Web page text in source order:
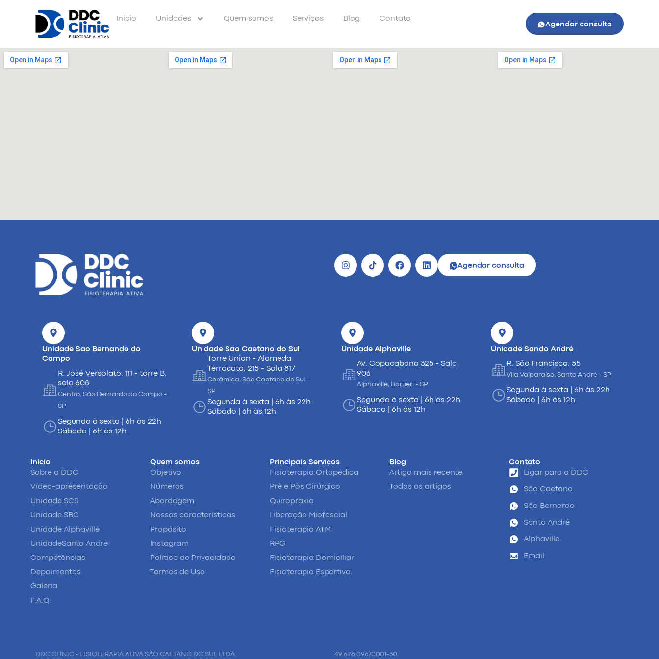
Início Unidades Quem somos Serviços Blog
Contato
Agendar consulta
Agendar consulta
Unidade São Bernando do
Campo
R. José Versolato, 111 - torre B,
sala 608
Centro, São Bernardo do Campo -
SP
Segunda à sexta | 6h às 22h
Sábado | 6h às 12h
Unidade São Caetano do Sul
Torre Union - Alameda
Terracota, 215 - Sala 817
Cerâmica, São Caetano do Sul -
SP
Segunda à sexta | 6h às 22h
Sábado | 6h às 12h
Unidade Alphaville
Av. Copacabana 325 - Sala
906
Alphaville, Barueri - SP
Segunda à sexta | 6h às 22h
Sábado | 6h às 12h
Unidade Sando André
R. São Francisco, 55
Vila Valparaíso, Santo André - SP
Segunda à sexta | 6h às 22h
Sábado | 6h às 12h
Início
Sobre a DDC
Vídeo-apresentação
Unidade SCS
Unidade SBC
Unidade Alphaville
UnidadeSanto André
Competências
Depoimentos
Galeria
F.A.Q.
Quem somos
Objetivo
Números
Abordagem
Nossas características
Propósito
Instagram
Política de Privacidade
Termos de Uso
Principais Serviços
Fisioterapia Ortopédica
Pré e Pós Cirúrgico
Quiropraxia
Liberação Miofascial
Fisioterapia ATM
RPG
Fisioterapia Domiciliar
Fisioterapia Esportiva
Blog
Artigo mais recente
Todos os artigos
Contato
Ligar para a DDC
São Caetano
São Bernardo
Santo André
Alphaville
Email
DDC CLINIC - FISIOTERAPIA ATIVA SÃO CAETANO DO SUL LTDA. 49.678.096/0001-30.